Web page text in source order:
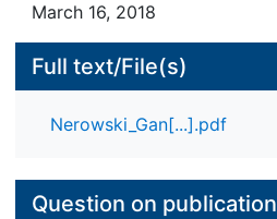
March 16, 2018
Full text/File(s)
Nerowski_Gan[...].pdf
Question on publication